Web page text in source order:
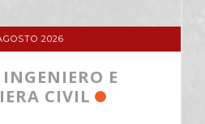
2026
E
CIVIL